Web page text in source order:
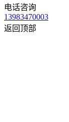
电话咨询
13983470003
返回顶部